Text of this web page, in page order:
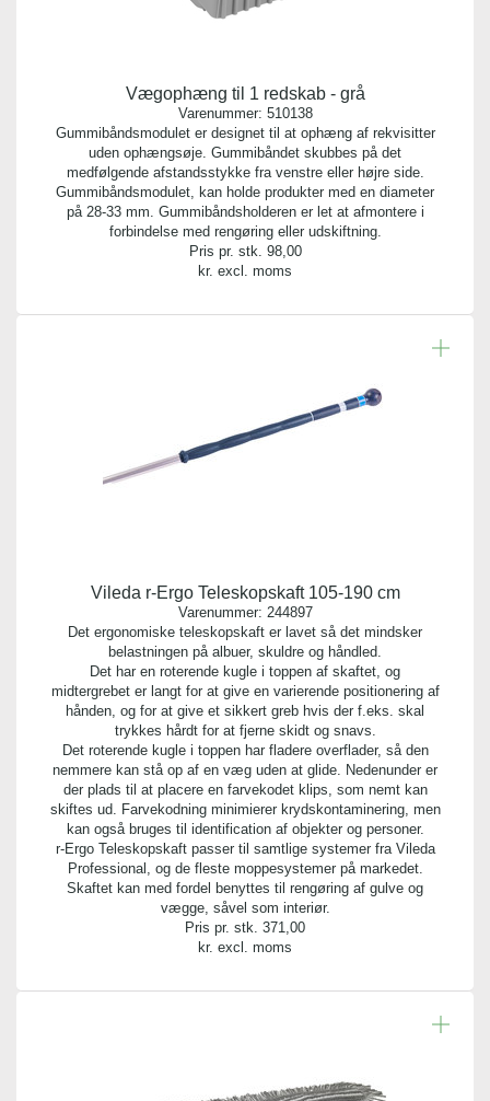
Vægophæng til 1 redskab - grå
Varenummer: 510138
Gummibåndsmodulet er designet til at ophæng af rekvisitter
uden ophængsøje. Gummibåndet skubbes på det
medfølgende afstandsstykke fra venstre eller højre side.
Gummibåndsmodulet, kan holde produkter med en diameter
på 28-33 mm. Gummibåndsholderen er let at afmontere i
forbindelse med rengøring eller udskiftning.
Pris pr. stk. 98,00
kr. excl. moms
Vileda r-Ergo Teleskopskaft 105-190 cm
Varenummer: 244897
Det ergonomiske teleskopskaft er lavet så det mindsker
belastningen på albuer, skuldre og håndled.
Det har en roterende kugle i toppen af skaftet, og
midtergrebet er langt for at give en varierende positionering af
hånden, og for at give et sikkert greb hvis der f.eks. skal
trykkes hårdt for at fjerne skidt og snavs.
Det roterende kugle i toppen har fladere overflader, så den
nemmere kan stå op af en væg uden at glide. Nedenunder er
der plads til at placere en farvekodet klips, som nemt kan
skiftes ud. Farvekodning minimierer krydskontaminering, men
kan også bruges til identification af objekter og personer.
r-Ergo Teleskopskaft passer til samtlige systemer fra Vileda
Professional, og de fleste moppesystemer på markedet.
Skaftet kan med fordel benyttes til rengøring af gulve og
vægge, såvel som interiør.
Pris pr. stk. 371,00
kr. excl. moms